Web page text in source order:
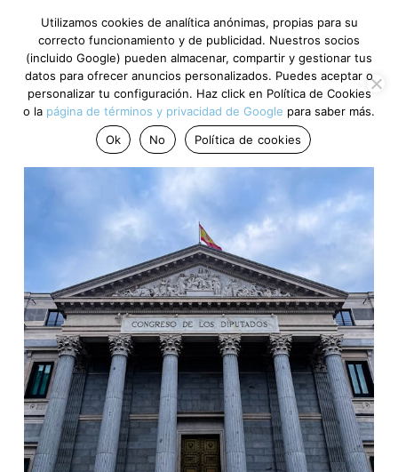
Utilizamos cookies de analítica anónimas, propias para su
correcto funcionamiento y de publicidad. Nuestros socios
(incluido Google) pueden almacenar, compartir y gestionar tus
datos para ofrecer anuncios personalizados. Puedes aceptar o
personalizar tu configuración. Haz click en Política de Cookies
o la página de términos y privacidad de Google para saber más.
Ok
No Política de cookies